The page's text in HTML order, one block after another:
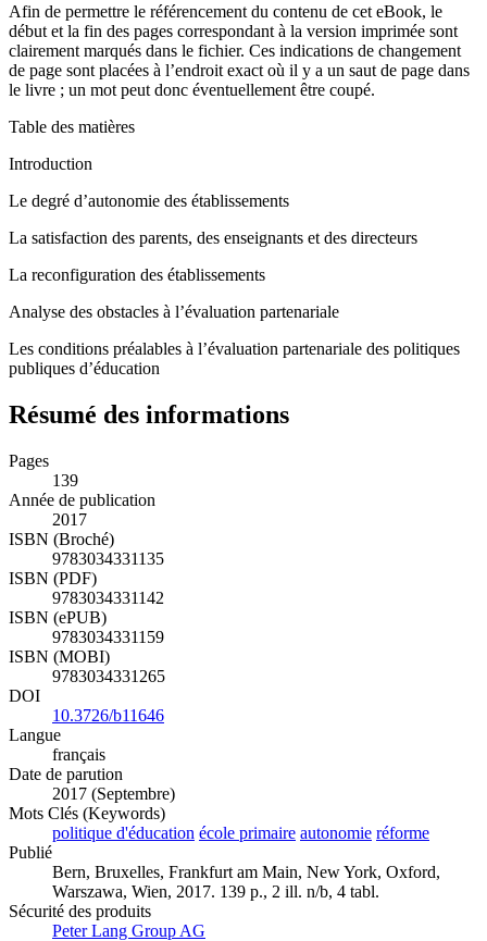
Afin de permettre le référencement du contenu de cet eBook, le
début et la fin des pages correspondant à la version imprimée sont
clairement marqués dans le fichier. Ces indications de changement
de page sont placées à l’endroit exact où il y a un saut de page dans
le livre ; un mot peut donc éventuellement être coupé.
Table des matières
Introduction
Le degré d’autonomie des établissements
La satisfaction des parents, des enseignants et des directeurs
La reconfiguration des établissements
Analyse des obstacles à l’évaluation partenariale
Les conditions préalables à l’évaluation partenariale des politiques
publiques d’éducation
Résumé des informations
Pages
139
Année de publication
2017
ISBN (Broché)
9783034331135
ISBN (PDF)
9783034331142
ISBN (ePUB)
9783034331159
ISBN (MOBI)
9783034331265
DOI
10.3726/b11646
Langue
français
Date de parution
2017 (Septembre)
Mots Clés (Keywords)
politique d'éducation école primaire autonomie réforme
Publié
Bern, Bruxelles, Frankfurt am Main, New York, Oxford,
Warszawa, Wien, 2017. 139 p., 2 ill. n/b, 4 tabl.
Sécurité des produits
Peter Lang Group AG